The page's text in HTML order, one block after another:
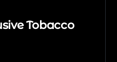
Tobacco